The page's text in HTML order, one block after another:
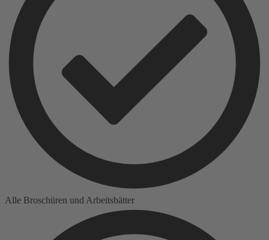
Alle Broschüren und Arbeitsbätter